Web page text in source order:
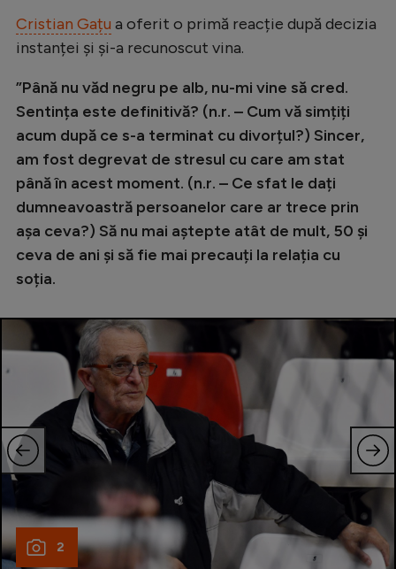
Creează cont
Cristian Gațu a oferit o primă reacție după decizia
instanței și și-a recunoscut vina.
”Până nu văd negru pe alb, nu-mi vine să cred.
Sentința este definitivă? (n.r. – Cum vă simțiți
acum după ce s-a terminat cu divorțul?) Sincer,
am fost degrevat de stresul cu care am stat
până în acest moment. (n.r. – Ce sfat le dați
dumneavoastră persoanelor care ar trece prin
așa ceva?) Să nu mai aștepte atât de mult, 50 și
ceva de ani și să fie mai precauți la relația cu
soția.
2